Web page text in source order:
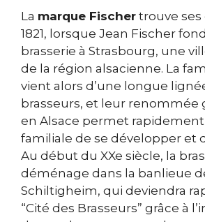
La marque Fischer trouve ses
1821, lorsque Jean Fischer
brasserie à Strasbourg, une
de la région alsacienne. La
vient alors d’une longue
brasseurs, et leur renommée
en Alsace permet rapidement
familiale de se développer et
Au début du XXe siècle, la
déménage dans la banlieue
Schiltigheim, qui deviendra
“Cité des Brasseurs” grâce à